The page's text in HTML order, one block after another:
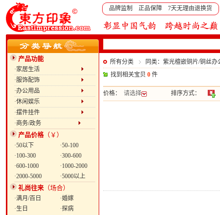
品牌监制 正品保障 7天无理由退换货
产品功能
·家居生活
·服饰配饰
·办公用品
·休闲娱乐
·摆件挂件
·商务/政务
产品价格（￥）
·50以下
·50-100
·100-300
·300-600
·600-1000
·1000-2000
·2000-5000
·5000以上
礼尚往来 （场合）
·满月/百日
·婚嫁
·生日
·探病
所有分类
同类：紫光檀嵌铜片/铜丝
找到相关宝贝 0 件
价格： 请选择 排序方式：